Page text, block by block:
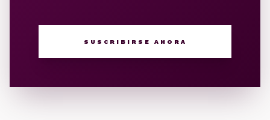
SUSCRIBIRSE AHORA